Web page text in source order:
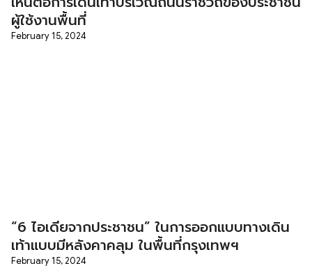
ผู้ใช้งานพื้นที่
February 15, 2024
“6 ไอเดียจากประชาชน” ในการออกแบบทางเดิน
เท้าแบบมีหลังคาคลุม ในพื้นที่กรุงเทพฯ
February 15, 2024